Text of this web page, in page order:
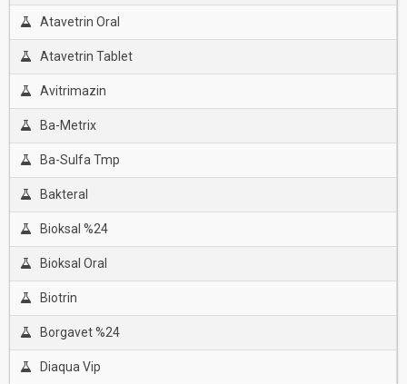
Atavetrin Oral
Atavetrin Tablet
Avitrimazin
Ba-Metrix
Ba-Sulfa Tmp
Bakteral
Bioksal %24
Bioksal Oral
Biotrin
Borgavet %24
Diaqua Vip